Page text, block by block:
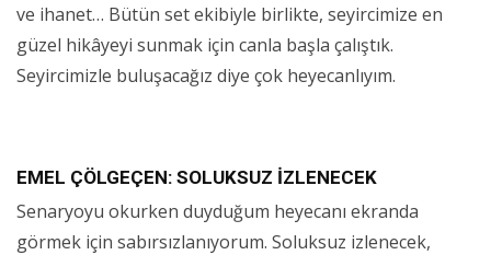
ve ihanet… Bütün set ekibiyle birlikte, seyircimize en
güzel hikâyeyi sunmak için canla başla çalıştık.
Seyircimizle buluşacağız diye çok heyecanlıyım.
EMEL ÇÖLGEÇEN: SOLUKSUZ İZLENECEK
Senaryoyu okurken duyduğum heyecanı ekranda
görmek için sabırsızlanıyorum. Soluksuz izlenecek,